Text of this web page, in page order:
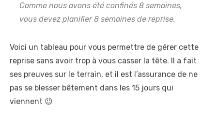
Comme nous avons été confinés 8 semaines,
vous devez planifier 8 semaines de reprise.
Voici un tableau pour vous permettre de gérer cette
reprise sans avoir trop à vous casser la tête. Il a fait
ses preuves sur le terrain, et il est l’assurance de ne
pas se blesser bêtement dans les 15 jours qui
viennent 😉